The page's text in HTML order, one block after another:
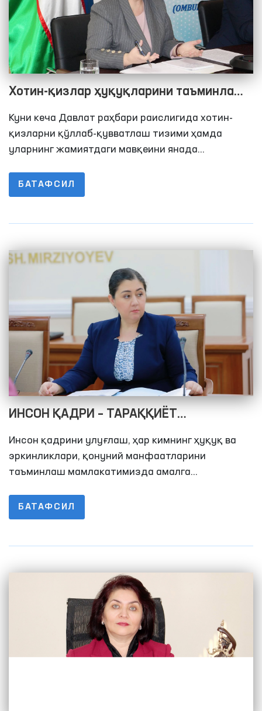
Хотин-қизлар ҳуқуқларини таъминлаш
давлат сиёсатининг устувор
йўналишидир
Куни кеча Давлат раҳбари раислигида хотин-
қизларни қўллаб-қувватлаш тизими ҳамда
уларнинг жамиятдаги мавқеини янада
видеоселектор йиғилишида бугунги куннинг
долзарб вазифалари муҳокама этилди.
БАТАФСИЛ
ИНСОН ҚАДРИ – ТАРАҚҚИЁТ
СТРАТЕГИЯСИНИНГ АСОСИ
Инсон қадрини улуғлаш, ҳар кимнинг ҳуқуқ ва
эркинликлари, қонуний манфаатларини
таъминлаш мамлакатимизда амалга
йўналишига айланди.
БАТАФСИЛ